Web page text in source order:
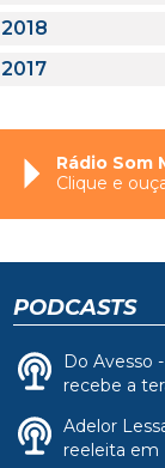
2018
2017
Rádio Som
Clique e
PODCASTS
Do Avesso
recebe a
Adelor
reeleita em